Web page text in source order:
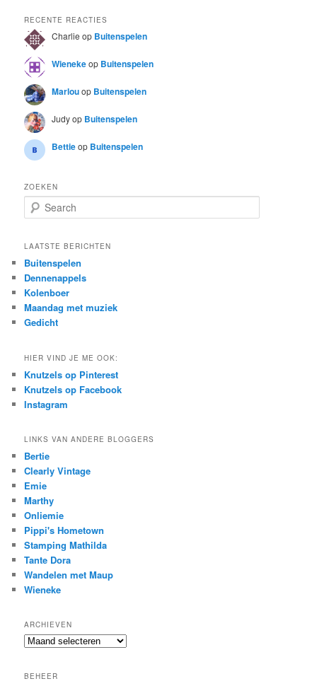
RECENTE REACTIES
Charlie op Buitenspelen
Wienekeop Buitenspelen
Marlouop Buitenspelen
Judyop Buitenspelen
Bettieop Buitenspelen
ZOEKEN
e
r
h
LAATSTE BERICHTEN
Buitenspelen
Dennenappels
Kolenboer
Maandag met muziek
Gedicht
HIER VIND JE ME OOK:
Knutzels op Pinterest
Knutzels op Facebook
Instagram
LINKS VAN ANDERE BLOGGERS
Bertie
Clearly Vintage
Emie
Marthy
Onliemie
Pippi's Hometown
Stamping Mathilda
Tante Dora
Wandelen met Maup
Wieneke
ARCHIEVEN
Archieven
BEHEER